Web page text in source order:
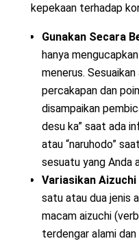
kepekaan terhadap
Gunakan Secara
hanya
menerus.
percakapan dan
disampaikan
desu ka” saat ada
atau “naruhodo”
sesuatu yang Anda
Variasikan Aizuchi
satu atau dua jenis
macam aizuchi
terdengar alami